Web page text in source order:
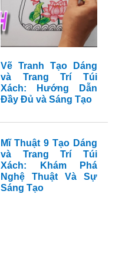
Vẽ Tranh Tạo Dáng
và Trang Trí Túi
Xách: Hướng Dẫn
Đầy Đủ và Sáng Tạo
Mĩ Thuật 9 Tạo Dáng
và Trang Trí Túi
Xách: Khám Phá
Nghệ Thuật Và Sự
Sáng Tạo